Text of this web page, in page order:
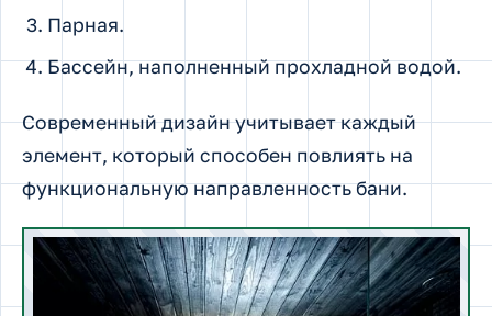
Парная.
Бассейн, наполненный прохладной водой.
Современный дизайн учитывает каждый
элемент, который способен повлиять на
функциональную направленность бани.